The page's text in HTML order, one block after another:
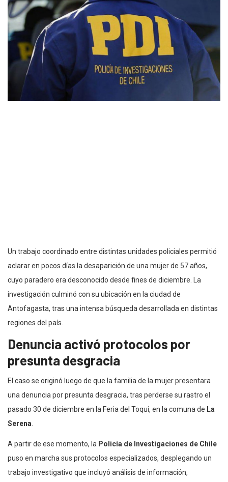
Un trabajo coordinado entre distintas unidades policiales permitió
aclarar en pocos días la desaparición de una mujer de 57 años,
cuyo paradero era desconocido desde fines de diciembre. La
investigación culminó con su ubicación en la ciudad de
Antofagasta, tras una intensa búsqueda desarrollada en distintas
regiones del país.
Denuncia activó protocolos por
presunta desgracia
El caso se originó luego de que la familia de la mujer presentara
una denuncia por presunta desgracia, tras perderse su rastro el
pasado 30 de diciembre en la Feria del Toqui, en la comuna de La
Serena
A partir de ese momento, la Policía de Investigaciones de Chile
puso en marcha sus protocolos especializados, desplegando un
trabajo investigativo que incluyó análisis de información,